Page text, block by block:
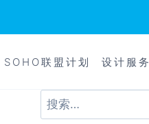
SOHO联盟计划 设计服务
搜
索：